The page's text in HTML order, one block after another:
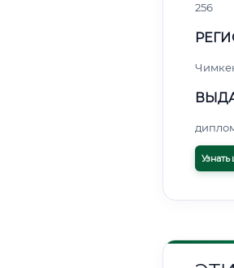
256
Узнать